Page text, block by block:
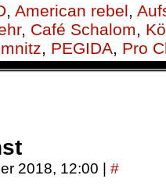
, American rebel,
, Café Schalom,
, PEGIDA, Pro
2018, 12:00 | #